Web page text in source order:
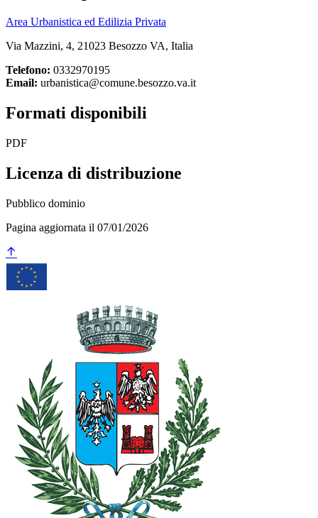
Area Urbanistica ed Edilizia Privata
Via Mazzini, 4, 21023 Besozzo VA, Italia
Telefono: 0332970195
Email: urbanistica@comune.besozzo.va.it
Formati disponibili
PDF
Licenza di distribuzione
Pubblico dominio
Pagina aggiornata il 07/01/2026